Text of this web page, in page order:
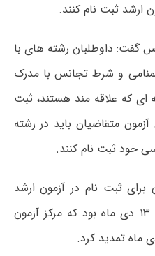
ارشد ثبت نام کنند.
داوطلبان رشته های با
و شرط تجانس با مدرک
ای که علاقه مند هستند، ثبت
متقاضیان باید در رشته
خود ثبت نام کنند.
برای ثبت نام در آزمون ارشد
دانشگاه آزاد تا ساعت ۲۴ شنبه ۱۳ دی ماه بود که مرکز آزمون